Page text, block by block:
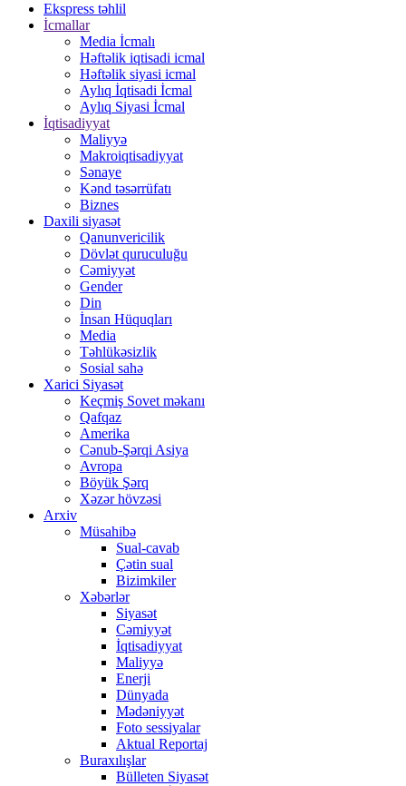
Ekspress təhlil
İcmallar
Media İcmalı
Həftəlik iqtisadi icmal
Həftəlik siyasi icmal
Aylıq İqtisadi İcmal
Aylıq Siyasi İcmal
İqtisadiyyat
Maliyyə
Makroiqtisadiyyat
Sənaye
Kənd təsərrüfatı
Biznes
Daxili siyasət
Qanunvericilik
Dövlət quruculuğu
Cəmiyyət
Gender
Din
İnsan Hüquqları
Media
Təhlükəsizlik
Sosial sahə
Xarici Siyasət
Keçmiş Sovet məkanı
Qafqaz
Amerika
Cənub-Şərqi Asiya
Avropa
Böyük Şərq
Xəzər hövzəsi
Arxiv
Müsahibə
Sual-cavab
Çətin sual
Bizimkiler
Xəbərlər
Siyasət
Cəmiyyət
İqtisadiyyat
Maliyyə
Enerji
Dünyada
Mədəniyyət
Foto sessiyalar
Aktual Reportaj
Buraxılışlar
Bülleten Siyasət